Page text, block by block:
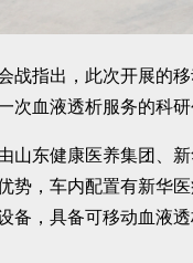
战指出，此次开展的
次血液透析服务的科
山东健康医养集团、
势，车内配置有新华
备，具备可移动血液透